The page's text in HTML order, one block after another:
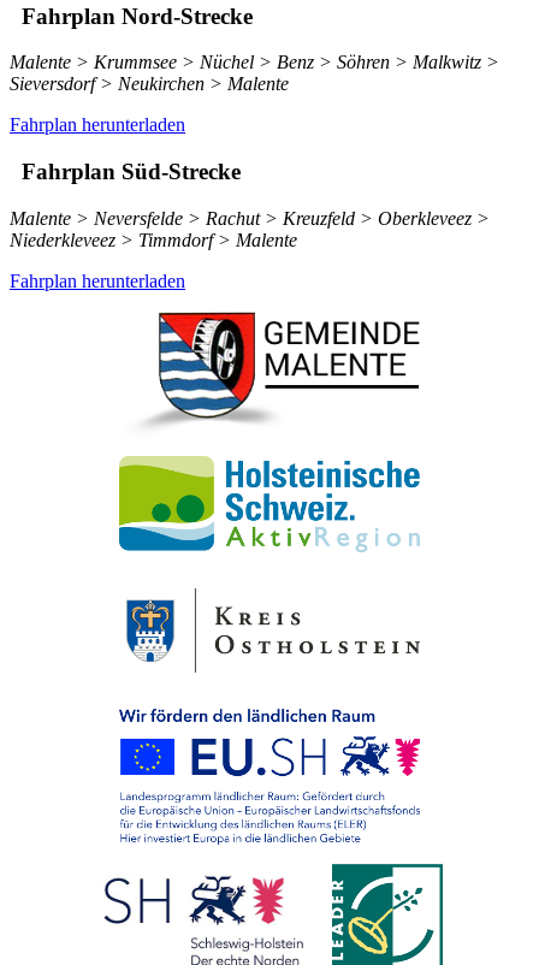
Fahrplan Nord-Strecke
Malente > Krummsee > Nüchel > Benz > Söhren > Malkwitz >
Sieversdorf > Neukirchen > Malente
Fahrplan herunterladen
Fahrplan Süd-Strecke
Malente > Neversfelde > Rachut > Kreuzfeld > Oberkleveez >
Niederkleveez > Timmdorf > Malente
Fahrplan herunterladen